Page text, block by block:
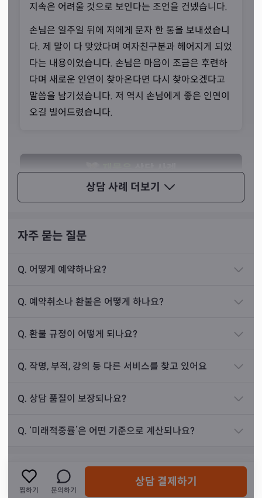
선생님께서도 신령님을 모시지 않기 위해 버티고 견뎠던 시
간들이 있었습니다. 가족들의 풍파, 어머님의 건강 그리고
선생님 본인의 건강과 금전까지 모두 선생님을 괴롭혔던 시
간들이었죠. 죽음의 문턱 앞에 서 있었을 때 신령님께서 말
씀을 전하셨다고 합니다.
신령님께서는 ‘인간으로서의 너는 죽었다, 신제자로서의 너
의미로 만호당이라는 이름을 내려 주셨습니다. 선생님께서
순간이었죠.
상담 사례 더보기
지속은 어려울 것으로 보인다는 조언을 건넸습니다.
손님은 일주일 뒤에 저에게 문자 한 통을 보내셨습니
다. 제 말이 다 맞았다며 여자친구분과 헤어지게 되었
다는 내용이었습니다. 손님은 마음이 조금은 후련하
다며 새로운 인연이 찾아온다면 다시 찾아오겠다고
말씀을 남기셨습니다. 저 역시 손님에게 좋은 인연이
오길 빌어드렸습니다.
2년 전에 30대 후반 여성분이 상담을 오셨습니다. 처
리셨는지 이후에는 친정 어머니의 집 매매 문제를 물
지 않은 것 같아서 매매를 고민하시던 상황이었습니
손님이 말씀해주신 친정 어머니 댁 주소를 적고 보니
는 계속 불면증을 앓고 계셨고 계속 계시면 잔병치레
다. 그래서 빨리 파시는 것이 좋긴 하겠다고 말씀드렸
하게 갖고 팔아야 할 자리로 보였습니다. 그래서 일단
을 주셨고, 친정 어머니께서 편히 주무신다며 고맙다
고 말씀하셨습니다.
자주 묻는 질문
Q. 어떻게 예약하나요?
Q. 예약취소나 환불은 어떻게 하나요?
Q. 환불 규정이 어떻게 되나요?
Q. 작명, 부적, 강의 등 다른 서비스를 찾고 있어요
Q. 상담 품질이 보장되나요?
Q. ‘미래적중률’은 어떤 기준으로 계산되나요?
찜하기 문의하기
상담 결제하기